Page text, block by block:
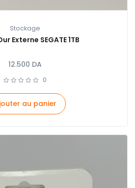
Stockage
Externe SEGATE 1TB
12.500 DA
0
au panier